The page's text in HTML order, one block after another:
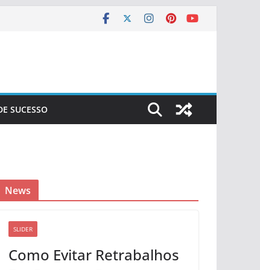
SUCESSO
News
SLIDER
Como Evitar Retrabalhos